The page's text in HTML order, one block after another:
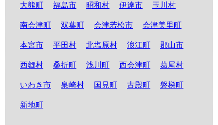
大熊町 福島市 昭和村 伊達市 玉川村
南会津町 双葉町 会津若松市 会津美里町
本宮市 平田村 北塩原村 浪江町 郡山市
西郷村 桑折町 浅川町 西会津町 葛尾村
いわき市 泉崎村 国見町 古殿町 磐梯町
新地町